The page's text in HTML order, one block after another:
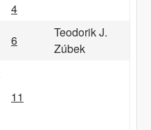
4
6
Teodorik J.
Zúbek
11